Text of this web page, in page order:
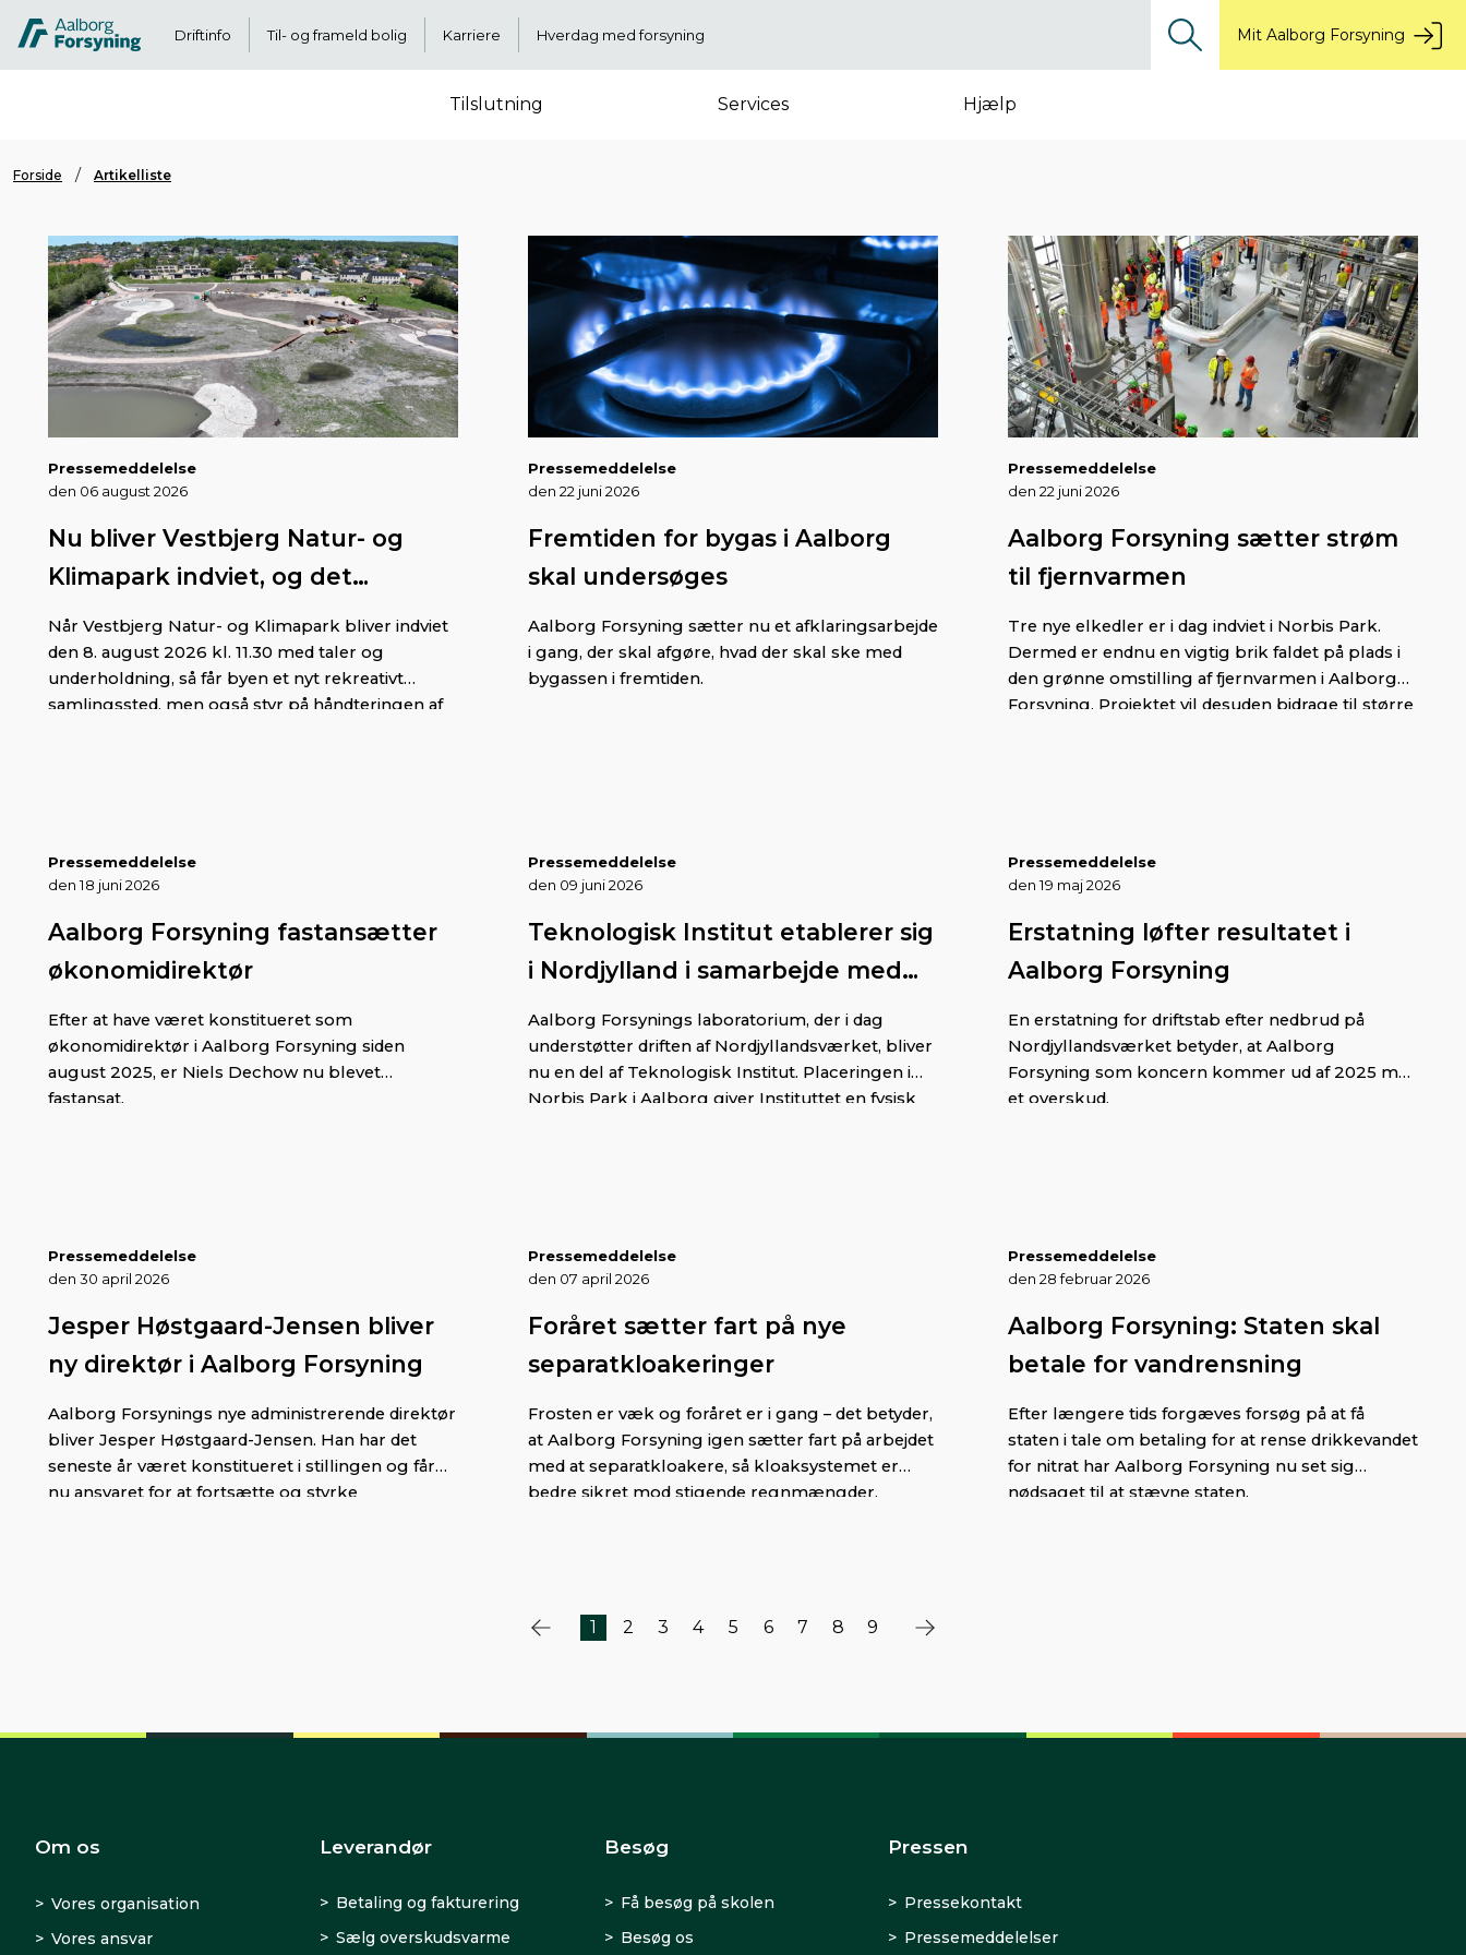
Driftinfo Til- og frameld bolig Karriere Hverdag med forsyning Mit Aalborg Forsyning
Tilslutning Services Hjælp
Forside Artikelliste
Pressemeddelelse
den 06 august 2026
Nu bliver Vestbjerg Natur- og
Klimapark indviet, og det
kommer byen til gode på flere
fronter
Når Vestbjerg Natur- og Klimapark bliver indviet
den 8. august 2026 kl. 11.30 med taler og
underholdning, så får byen et nyt rekreativt
samlingssted, men også styr på håndteringen af
Pressemeddelelse
den 22 juni 2026
Fremtiden for bygas i Aalborg
skal undersøges
Aalborg Forsyning sætter nu et afklaringsarbejde
i gang, der skal afgøre, hvad der skal ske med
bygassen i fremtiden.
Pressemeddelelse
den 22 juni 2026
Aalborg Forsyning sætter strøm
til fjernvarmen
Tre nye elkedler er i dag indviet i Norbis Park.
Dermed er endnu en vigtig brik faldet på plads i
den grønne omstilling af fjernvarmen i Aalborg
Forsyning. Projektet vil desuden bidrage til større
Pressemeddelelse
den 18 juni 2026
Aalborg Forsyning fastansætter
økonomidirektør
Efter at have været konstitueret som
økonomidirektør i Aalborg Forsyning siden
august 2025, er Niels Dechow nu blevet
fastansat.
Pressemeddelelse
den 09 juni 2026
Teknologisk Institut etablerer sig
i Nordjylland i samarbejde med
Aalborg Forsyning
Aalborg Forsynings laboratorium, der i dag
understøtter driften af Nordjyllandsværket, bliver
nu en del af Teknologisk Institut. Placeringen i
Norbis Park i Aalborg giver Instituttet en fysisk
Pressemeddelelse
den 19 maj 2026
Erstatning løfter resultatet i
Aalborg Forsyning
En erstatning for driftstab efter nedbrud på
Nordjyllandsværket betyder, at Aalborg
Forsyning som koncern kommer ud af 2025 med
et overskud.
Pressemeddelelse
den 30 april 2026
Jesper Høstgaard-Jensen bliver
ny direktør i Aalborg Forsyning
Aalborg Forsynings nye administrerende direktør
bliver Jesper Høstgaard-Jensen. Han har det
seneste år været konstitueret i stillingen og får
nu ansvaret for at fortsætte og styrke
Pressemeddelelse
den 07 april 2026
Foråret sætter fart på nye
separatkloakeringer
Frosten er væk og foråret er i gang – det betyder,
at Aalborg Forsyning igen sætter fart på arbejdet
med at separatkloakere, så kloaksystemet er
bedre sikret mod stigende regnmængder.
Pressemeddelelse
den 28 februar 2026
Aalborg Forsyning: Staten skal
betale for vandrensning
Efter længere tids forgæves forsøg på at få
staten i tale om betaling for at rense drikkevandet
for nitrat har Aalborg Forsyning nu set sig
nødsaget til at stævne staten.
1 2 3 4 5 6 7 8 9
Om os
Vores organisation
Vores ansvar
Leverandør
Betaling og fakturering
Sælg overskudsvarme
Besøg
Få besøg på skolen
Besøg os
Pressen
Pressekontakt
Pressemeddelelser